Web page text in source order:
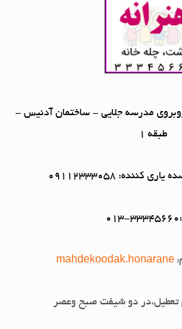
مدرسه جلایی - ساختمان آدنیس -
طبقه 1
09112333058
دو شیفت صبح وعصر